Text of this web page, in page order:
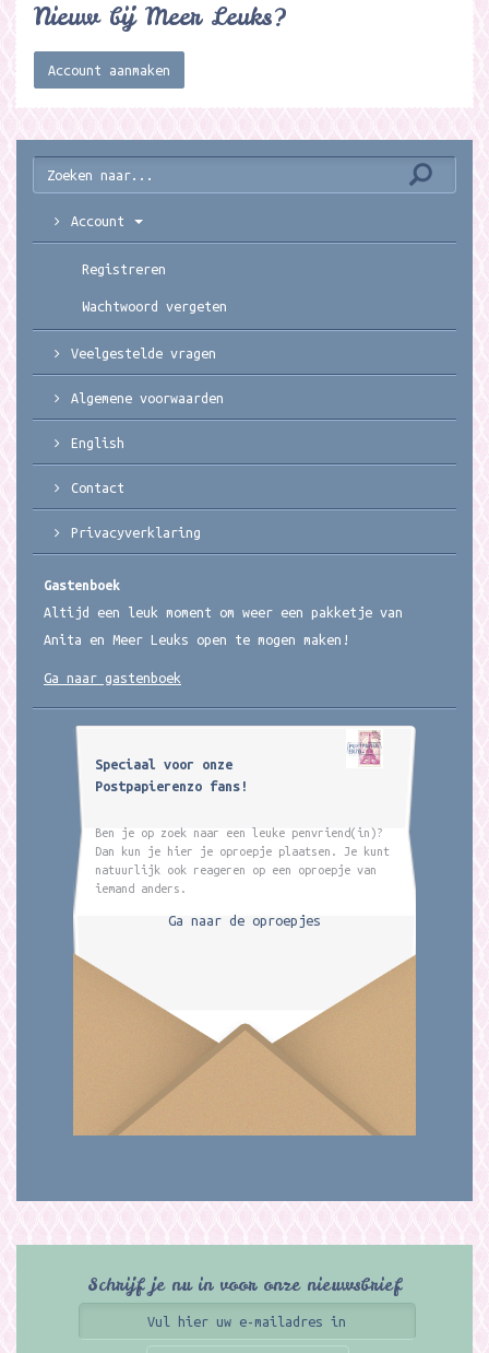
Nieuw bij Meer Leuks?
Account aanmaken
Account
Registreren
Wachtwoord vergeten
Veelgestelde vragen
Algemene voorwaarden
English
Contact
Privacyverklaring
Gastenboek
Altijd een leuk moment om weer een pakketje van
Anita en Meer Leuks open te mogen maken!
Ga naar gastenboek
Speciaal voor onze
Postpapierenzo fans!
Ben je op zoek naar een leuke penvriend(in)?
Dan kun je hier je oproepje plaatsen. Je kunt
natuurlijk ook reageren op een oproepje van
iemand anders.
Ga naar de oproepjes
Schrijf je nu in voor onze nieuwsbrief